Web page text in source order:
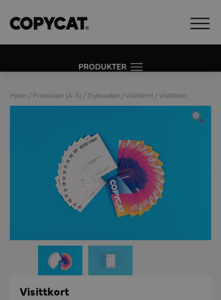
Hjem /Produkter (A-Å) /Trykksaker /Visittkort / Visittkort
Visittkort